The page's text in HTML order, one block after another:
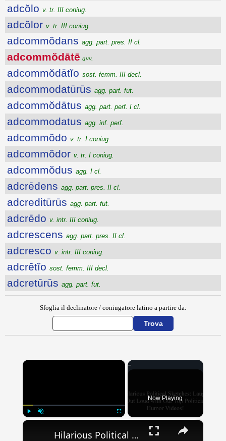
adcŏlo v. tr. III coniug.
adcŏlor v. tr. III coniug.
adcommŏdans agg. part. pres. II cl.
adcommŏdātē avv.
adcommŏdātĭo sost. femm. III decl.
adcommodatūrūs agg. part. fut.
adcommŏdātus agg. part. perf. I cl.
adcommodatus agg. inf. perf.
adcommŏdo v. tr. I coniug.
adcommŏdor v. tr. I coniug.
adcommŏdus agg. I cl.
adcrēdens agg. part. pres. II cl.
adcreditūrūs agg. part. fut.
adcrēdo v. intr. III coniug.
adcrescens agg. part. pres. II cl.
adcresco v. intr. III coniug.
adcrētĭo sost. femm. III decl.
adcretūrūs agg. part. fut.
Sfoglia il declinatore / coniugatore latino a partire da:
×
Now Playing
×
Hilarious Political Sketches: Laugh Out Loud with Our Top Political Humor Videos!